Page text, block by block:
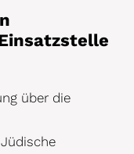
über die